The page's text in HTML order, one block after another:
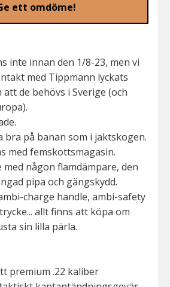
ett omdöme!
inte innan den 1/8-23, men vi
med Tippmann lyckats
de behövs i Sverige (och
bra på banan som i jaktskogen.
med femskottsmagasin.
någon flamdämpare, den
pipa och gängskydd.
charge handle, ambi-safety
allt finns att köpa om
sin lilla pärla.
premium .22 kaliber